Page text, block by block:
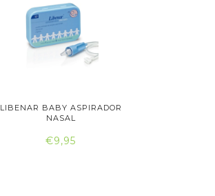
LIBENAR BABY ASPIRADOR
NASAL
€9,95